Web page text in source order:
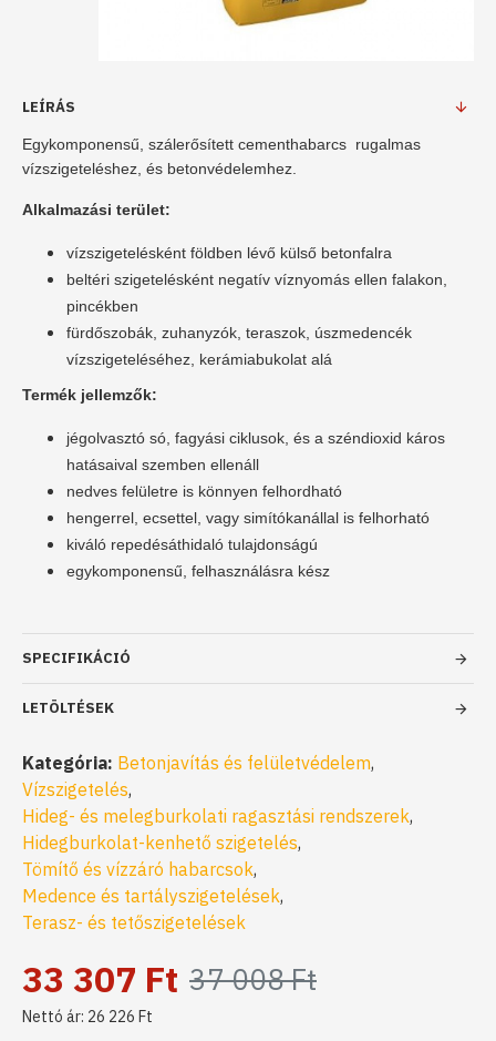
LEÍRÁS
Egykomponensű, szálerősített cementhabarcs rugalmas
vízszigeteléshez, és betonvédelemhez.
Alkalmazási terület:
vízszigetelésként földben lévő külső betonfalra
beltéri szigetelésként negatív víznyomás ellen falakon,
pincékben
fürdőszobák, zuhanyzók, teraszok, úszmedencék
vízszigeteléséhez, kerámiabukolat alá
Termék jellemzők:
jégolvasztó só, fagyási ciklusok, és a széndioxid káros
hatásaival szemben ellenáll
nedves felületre is könnyen felhordható
hengerrel, ecsettel, vagy simítókanállal is felhorható
kiváló repedésáthidaló tulajdonságú
egykomponensű, felhasználásra kész
SPECIFIKÁCIÓ
LETÖLTÉSEK
Kategória: Betonjavítás és felületvédelem,
Vízszigetelés,
Hideg- és melegburkolati ragasztási rendszerek,
Hidegburkolat-kenhető szigetelés,
Tömítő és vízzáró habarcsok,
Medence és tartályszigetelések,
Terasz- és tetőszigetelések
33 307 Ft 37 008 Ft
Nettó ár: 26 226 Ft